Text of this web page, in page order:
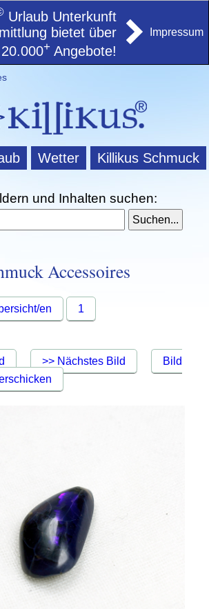
Urlaub Unterkunft
bietet über
20.000+ Angebote!
Impressum
Wetter Killikus Schmuck
und Inhalten suchen:
Accessoires
en 1
>> Nächstes Bild
Bild